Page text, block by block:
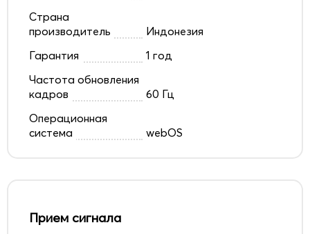
Страна
производитель
Индонезия
Гарантия
1 год
Частота обновления
кадров
60 Гц
Операционная
система
webOS
Прием сигнала